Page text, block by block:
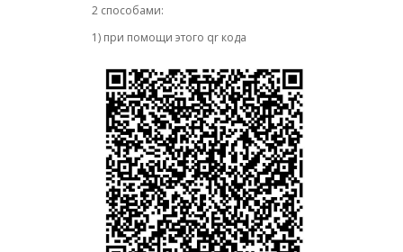
2 способами:
1) при помощи этого qr кода